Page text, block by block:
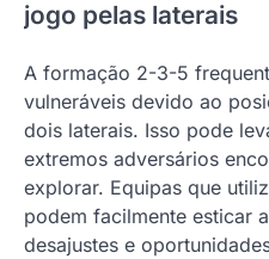
jogo pelas laterais
A formação 2-3-5
vulneráveis devido ao
dois laterais. Isso pode
extremos adversários
explorar. Equipas que
podem facilmente esticar
desajustes e